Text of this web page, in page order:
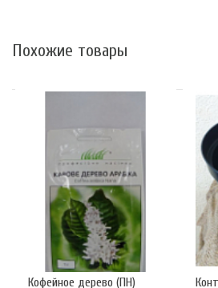
Похожие товары
Кофейное дерево (ПН)